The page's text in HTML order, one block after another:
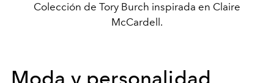
Colección de Tory Burch inspirada en Claire
McCardell.